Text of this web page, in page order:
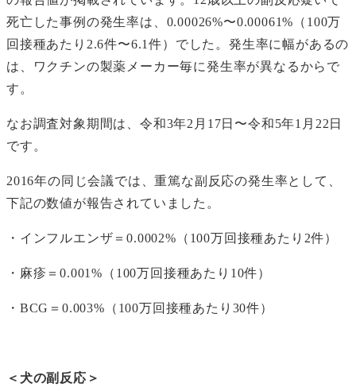
死亡した事例の発生率は、0.00026%〜0.00061%（100万
回接種あたり2.6件〜6.1件）でした。発生率に幅があるの
は、ワクチンの製薬メーカー毎に発生率が異なるからで
す。
なお調査対象期間は、令和3年2月17日〜令和5年1月22日
です。
2016年の同じ会議では、重篤な副反応の発生率として、
下記の数値が報告されていました。
・インフルエンザ＝0.0002%（100万回接種あたり2件）
・麻疹＝0.001%（100万回接種あたり10件）
・BCG＝0.003%（100万回接種あたり30件）
＜犬の副反応＞